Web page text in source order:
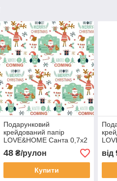
Подарунковий
крейдований папір
LOVE&HOME Санта 0,7х2
м 70 г/м² (1PAPPR44)
48₴/рулон
Купити
м
від